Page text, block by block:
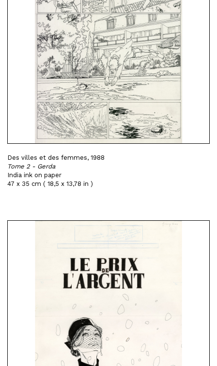
Des villes et des femmes, 1988
Tome 2 - Gerda
India ink on paper
47 x 35 cm ( 18,5 x 13,78 in )